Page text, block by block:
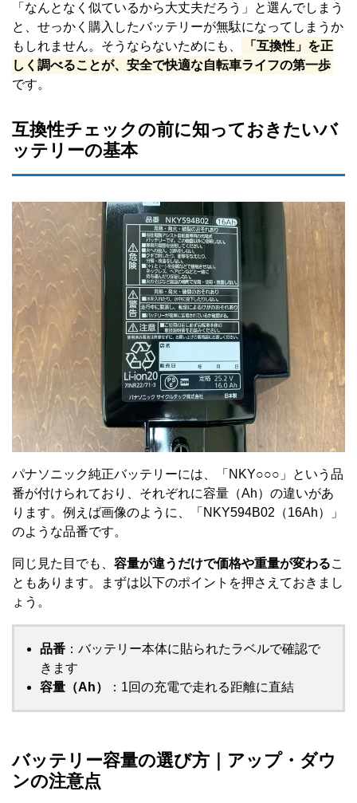
「なんとなく似ているから大丈夫だろう」と選んでしまう
と、せっかく購入したバッテリーが無駄になってしまうか
もしれません。そうならないためにも、
「互換性」を正
しく調べることが、安全で快適な自転車ライフの第一歩
です。
互換性チェックの前に知っておきたいバ
ッテリーの基本
パナソニック純正バッテリーには、「NKY○○○」という品
番が付けられており、それぞれに容量（Ah）の違いがあ
ります。例えば画像のように、「NKY594B02（16Ah）」
のような品番です。
同じ見た目でも、 容量が違うだけで価格や重量が変わるこ
ともあります。まずは以下のポイントを押さえておきまし
ょう。
品番 ：バッテリー本体に貼られたラベルで確認で
きます
容量（Ah）
：1回の充電で走れる距離に直結
バッテリー容量の選び方｜アップ・ダウ
ンの注意点